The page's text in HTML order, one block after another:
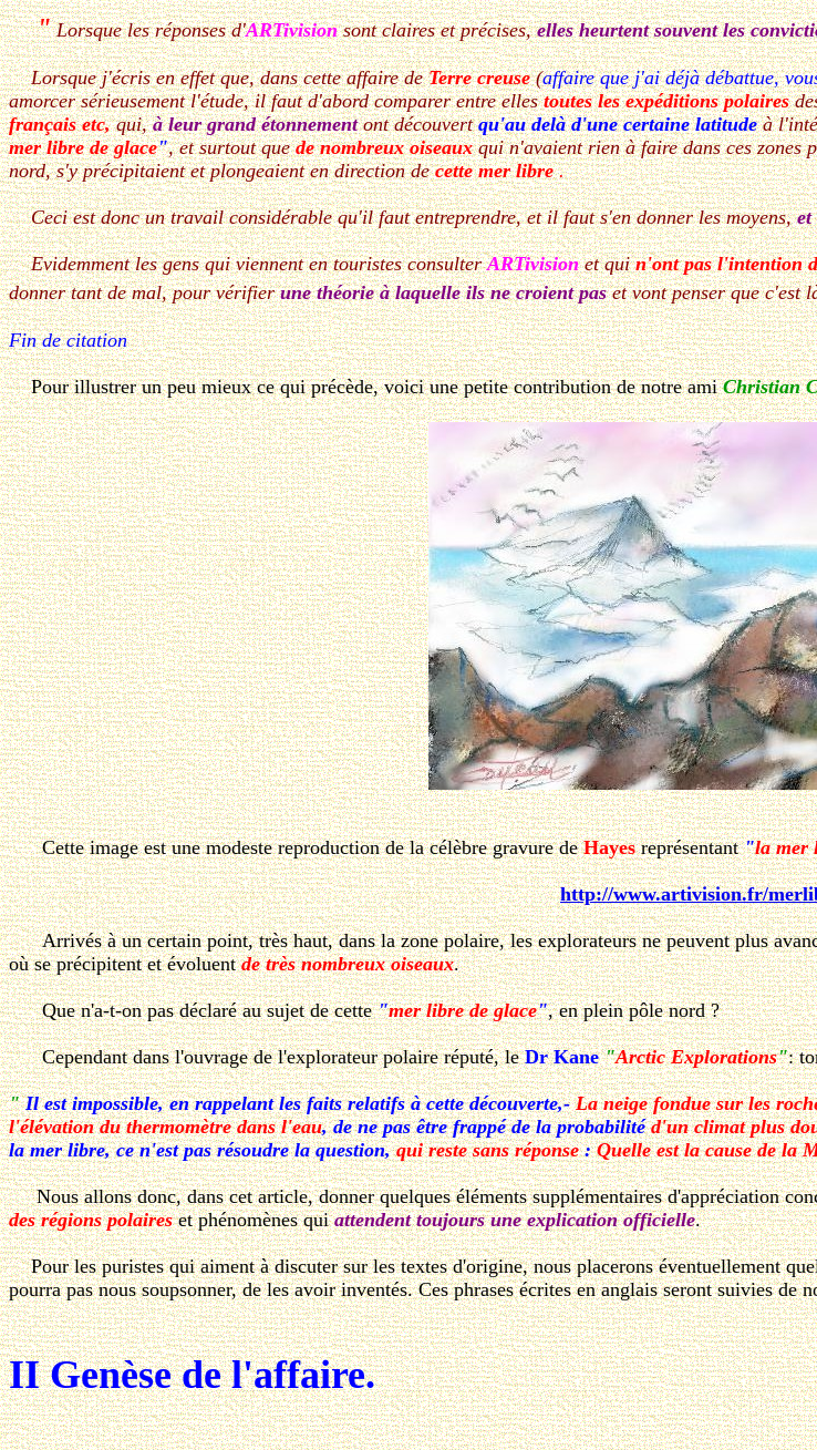
" Lorsque les réponses d'ARTivisionsont claires et précises,elles heurtent souvent les
Lorsque j'écris en effet que, dans cette affaire deTerre creuse(affaire que j'ai déjà débattue,
amorcer sérieusement l'étude, il faut d'abord comparer entre ellestoutes les expéditions polaires
français etc,qui,à leur grand étonnementont découvertqu'au delà d'une certaine latitudeà
mer libre de glace", et surtout quede nombreux oiseauxqui n'avaient rien à faire dans ces zones
nord, s'y précipitaient et plongeaient en direction decette mer libre.
Ceci est donc un travail considérable qu'il faut entreprendre, et il faut s'en donner les moyens,et
Evidemment les gens qui viennent en touristes consulterARTivisionet quin'ont pas l'intention
donner tant de mal, pour vérifierune théorie à laquelle ils ne croient paset vont penser que c'est
Fin de citation
Pour illustrer un peu mieux ce qui précède, voici une petite contribution de notre amiChristian
Cette image est une modeste reproduction de la célèbre gravure deHayesreprésentant"la mer
http://www.artivision.fr/
Arrivés à un certain point, très haut, dans la zone polaire, les explorateurs ne peuvent plus
où se précipitent et évoluentde très nombreux oiseaux.
Que n'a-t-on pas déclaré au sujet de cette"mer libre de glace", en plein pôle nord ?
Cependant dans l'ouvrage de l'explorateur polaire réputé, leDr Kane "Arctic Explorations":
" Il est impossible, en rappelant les faits relatifs à cette découverte,-La neige fondue sur les
l'élévation du thermomètre dans l'eau, de ne pas être frappé de la probabilitéd'un climat plus
la mer libre, ce n'est pas résoudre la question,qui reste sans réponse:Quelle est la cause de la
Nous allons donc, dans cet article, donner quelques éléments supplémentaires d'appréciation
des régions polaireset phénomènes quiattendent toujours une explication officielle.
Pour les puristes qui aiment à discuter sur les textes d'origine, nous placerons éventuellement
pourra pas nous soupsonner, de les avoir inventés. Ces phrases écrites en anglais seront suivies de
II Genèse de l'affaire.